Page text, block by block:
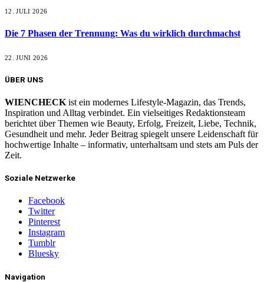
12. JULI 2026
Die 7 Phasen der Trennung: Was du wirklich durchmachst
22. JUNI 2026
ÜBER UNS
WIENCHECK ist ein modernes Lifestyle-Magazin, das Trends,
Inspiration und Alltag verbindet. Ein vielseitiges Redaktionsteam
berichtet über Themen wie Beauty, Erfolg, Freizeit, Liebe, Technik,
Gesundheit und mehr. Jeder Beitrag spiegelt unsere Leidenschaft für
hochwertige Inhalte – informativ, unterhaltsam und stets am Puls der
Zeit.
Soziale Netzwerke
Facebook
Twitter
Pinterest
Instagram
Tumblr
Bluesky
Navigation